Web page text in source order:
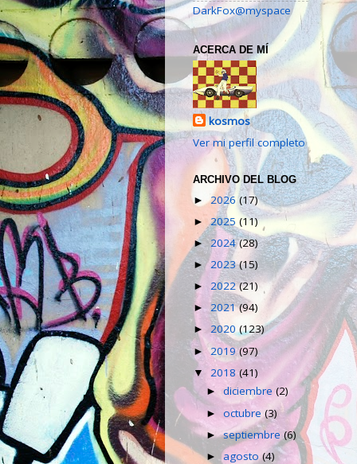
DarkFox@myspace
ACERCA DE MÍ
kosmos
Ver mi perfil completo
ARCHIVO DEL BLOG
►2026 (17)
►2025 (11)
►2024(28)
►2023(15)
► 2022(21)
► 2021(94)
► 2020(123)
►2019(97)
▼ 2018(41)
►diciembre(2)
►octubre(3)
►septiembre(6)
►agosto(4)